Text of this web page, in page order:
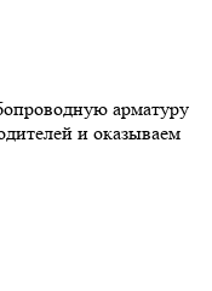
арматуру
и оказываем